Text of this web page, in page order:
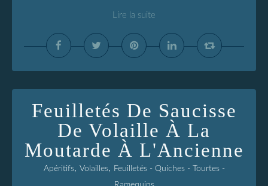
Lire la suite
Feuilletés De Saucisse
De Volaille À La
Moutarde À L'Ancienne
Apéritifs, Volailles, Feuilletés - Quiches - Tourtes -